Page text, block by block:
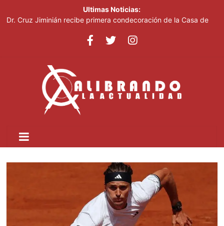
Ultimas Noticias:
Dr. Cruz Jiminián recibe primera condecoración de la Casa de
El mundo del fútbol despide a Jorge Messi, padre del astro
Johnny Pujols: "Hay decenas de miles de ciudadanos que
quieren inscribirse en el PLD"
César Fernández acusa al Gobierno de presentar logros que no
reflejan la realidad económica